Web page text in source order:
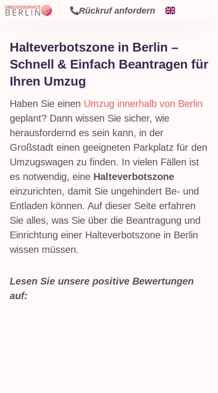
Rückruf anfordern
Halteverbotszone in Berlin –
Schnell & Einfach Beantragen für
Ihren Umzug
Haben Sie einen Umzug innerhalb von Berlin
geplant? Dann wissen Sie sicher, wie
herausfordernd es sein kann, in der
Großstadt einen geeigneten Parkplatz für den
Umzugswagen zu finden. In vielen Fällen ist
es notwendig, eine Halteverbotszone
einzurichten, damit Sie ungehindert Be- und
Entladen können. Auf dieser Seite erfahren
Sie alles, was Sie über die Beantragung und
Einrichtung einer Halteverbotszone in Berlin
wissen müssen.
Lesen Sie unsere positive Bewertungen
auf: